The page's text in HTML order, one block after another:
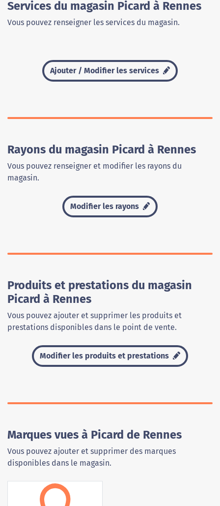
Services du magasin Picard à Rennes
Vous pouvez renseigner les services du magasin.
Ajouter / Modifier les services
Rayons du magasin Picard à Rennes
Vous pouvez renseigner et modifier les rayons du
magasin.
Modifier les rayons
Produits et prestations du magasin
Picard à Rennes
Vous pouvez ajouter et supprimer les produits et
prestations disponibles dans le point de vente.
Modifier les produits et prestations
Marques vues à Picard de Rennes
Vous pouvez ajouter et supprimer des marques
disponibles dans le magasin.